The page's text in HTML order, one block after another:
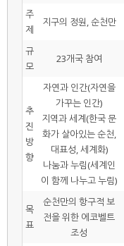
주
제
지구의 정원, 순천만
규
모
23개국 참여
추
진
방
향
자연과 인간(자연을
가꾸는 인간)
지역과 세계(한국 문
화가 살아있는 순천,
대표성, 세계화)
나눔과 누림(세계인
이 함께 나누고 누림)
목
표
순천만의 항구적 보
전을 위한 에코벨트
조성